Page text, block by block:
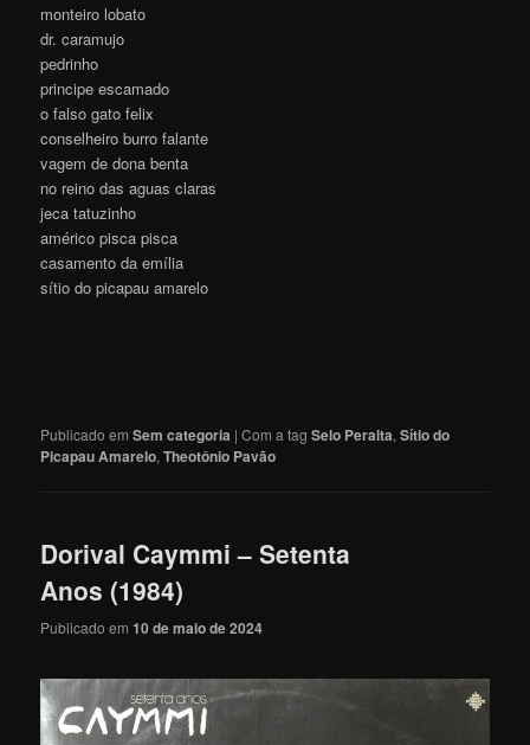
monteiro lobato
dr. caramujo
pedrinho
principe escamado
o falso gato felix
conselheiro burro falante
vagem de dona benta
no reino das aguas claras
jeca tatuzinho
américo pisca pisca
casamento da emília
sítio do picapau amarelo
Publicado em Sem categoria |Com a tagSelo Peralta,Sítio do
Picapau Amarelo,Theotônio Pavão
Dorival Caymmi – Setenta
Anos (1984)
Publicado em10 de maio de 2024